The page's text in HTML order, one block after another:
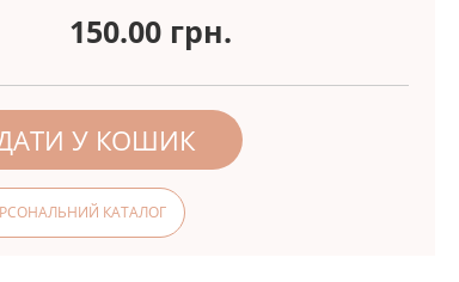
150.00 грн.
У КОШИК
КАТАЛОГ